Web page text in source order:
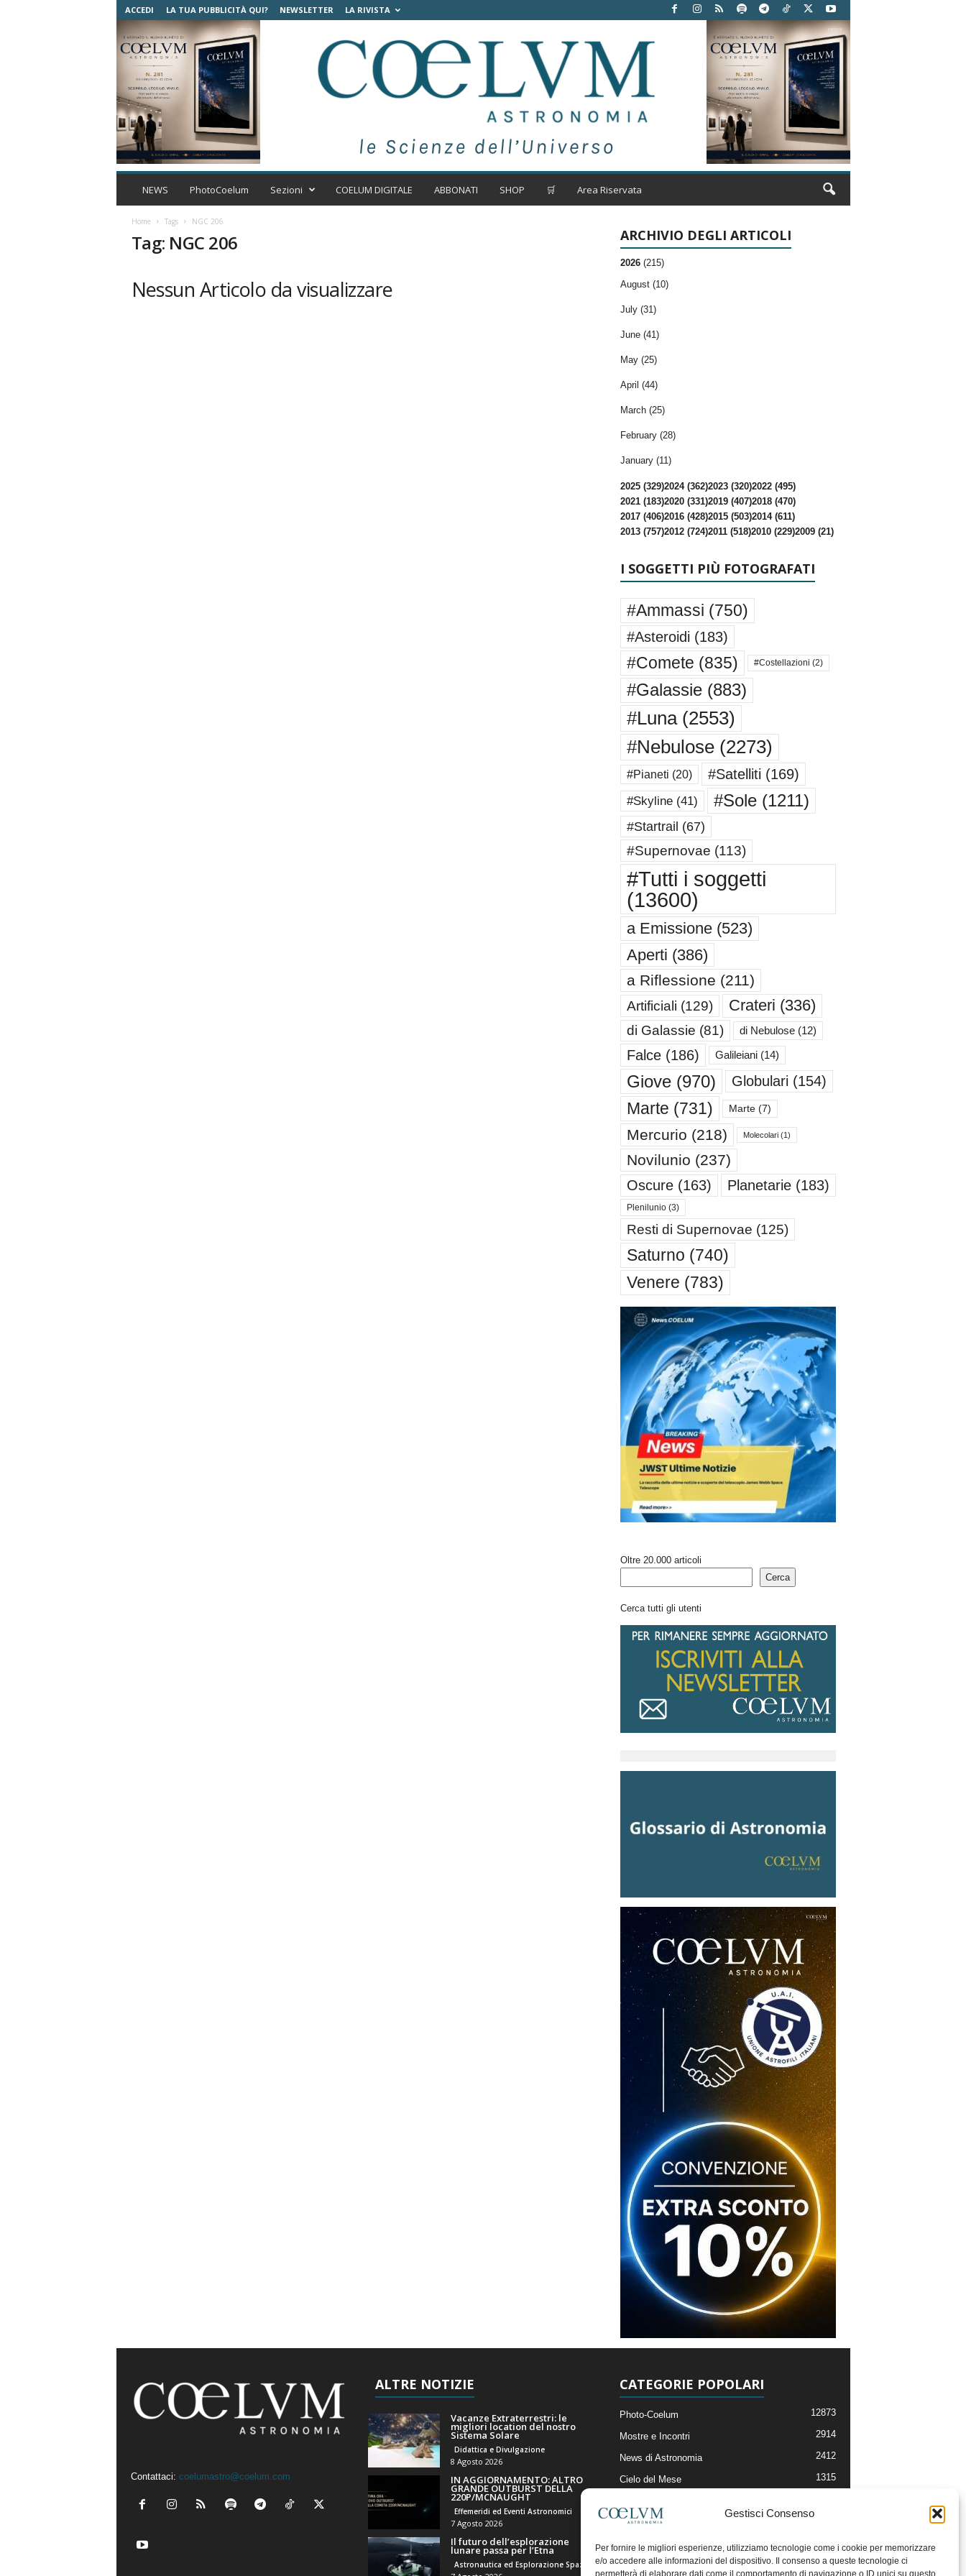
Gestisci Consenso
Per fornire le migliori esperienze, utilizziamo tecnologie come i cookie per memorizzare
e/o accedere alle informazioni del dispositivo. Il consenso a queste tecnologie ci
permetterà di elaborare dati come il comportamento di navigazione o ID unici su questo
ACCEDI LA TUA PUBBLICITÀ QUI? NEWSLETTER LA RIVISTA
C
t
NEWS PhotoCoelum Sezioni COELUM DIGITALE ABBONATI SHOP 🛒 Area Riservata
Home Tags NGC 206
Tag: NGC 206
Nessun Articolo da visualizzare
ARCHIVIO DEGLI ARTICOLI
2026 (215)
August (10)
July (31)
June (41)
May (25)
April (44)
March (25)
February (28)
January (11)
2025 (329)2024 (362)2023 (320)2022 (495)
2021 (183)2020 (331)2019 (407)2018 (470)
2017 (406)2016 (428)2015 (503)2014 (611)
2013 (757)2012 (724)2011 (518)2010 (229)2009 (21)
I SOGGETTI PIÙ FOTOGRAFATI
#Ammassi (750)
#Asteroidi (183)
#Comete (835) #Costellazioni (2)
#Galassie(883)
#Luna(2553)
#Nebulose(2273)
#Pianeti (20) #Satelliti (169)
#Skyline(41) #Sole(1211)
#Startrail (67)
#Supernovae (113)
#Tutti i soggetti
(13600)
a Emissione(523)
Aperti (386)
a Riflessione (211)
Artificiali (129) Crateri (336)
di Galassie (81) di Nebulose(12)
Falce(186) Galileiani(14)
Giove(970) Globulari (154)
Marte (731) Marte(7)
Mercurio (218) Molecolari(1)
Novilunio (237)
Oscure(163) Planetarie(183)
Plenilunio(3)
Resti di Supernovae (125)
Saturno (740)
Venere (783)
Oltre 20.000 articoli
Cerca
Cerca tutti gli utenti
Contattaci: coelumastro@coelum.com
ALTRE NOTIZIE
Vacanze Extraterrestri: le
migliori location del nostro
Sistema Solare
Didattica e Divulgazione
8 Agosto 2026
IN AGGIORNAMENTO: ALTRO
GRANDE OUTBURST DELLA
220P/MCNAUGHT
Effemeridi ed Eventi Astronomici
7 Agosto 2026
Il futuro dell’esplorazione
lunare passa per l’Etna
CATEGORIE POPOLARI
Photo-Coelum 12873
Mostre e Incontri 2914
News di Astronomia 2412
Cielo del Mese 1315
Articoli e Risorse On-Line
Il Blog della Redazione